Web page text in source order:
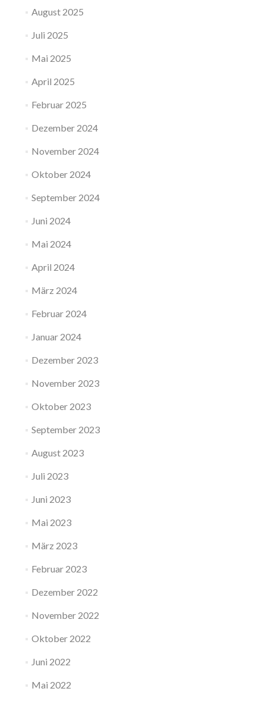
August 2025
Juli 2025
Mai 2025
April 2025
Februar 2025
Dezember 2024
November 2024
Oktober 2024
September 2024
Juni 2024
Mai 2024
April 2024
März 2024
Februar 2024
Januar 2024
Dezember 2023
November 2023
Oktober 2023
September 2023
August 2023
Juli 2023
Juni 2023
Mai 2023
März 2023
Februar 2023
Dezember 2022
November 2022
Oktober 2022
Juni 2022
Mai 2022